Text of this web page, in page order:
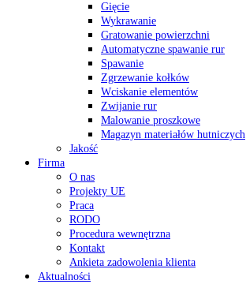
Gięcie
Wykrawanie
Gratowanie powierzchni
Automatyczne spawanie rur
Spawanie
Zgrzewanie kołków
Wciskanie elementów
Zwijanie rur
Malowanie proszkowe
Magazyn materiałów hutniczych
Jakość
Firma
O nas
Projekty UE
Praca
RODO
Procedura wewnętrzna
Kontakt
Ankieta zadowolenia klienta
Aktualności